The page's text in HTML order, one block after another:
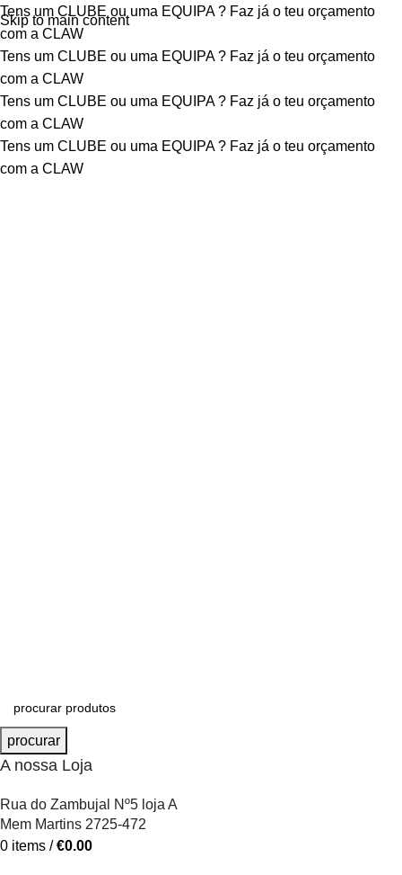
Skip to main content
Tens um CLUBE ou uma EQUIPA ? Faz já o teu orçamento
com a CLAW
Tens um CLUBE ou uma EQUIPA ? Faz já o teu orçamento
com a CLAW
Tens um CLUBE ou uma EQUIPA ? Faz já o teu orçamento
com a CLAW
Tens um CLUBE ou uma EQUIPA ? Faz já o teu orçamento
com a CLAW
procurar
A nossa Loja
Rua do Zambujal Nº5 loja A
Mem Martins 2725-472
0 items / €0.00